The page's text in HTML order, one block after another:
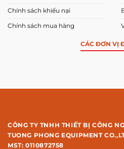
Chính sách khiếu nại
Chính sách mua hàng
CÁC ĐƠN VỊ
CÔNG TY TNHH THIẾT BỊ CÔNG
TUONG PHONG EQUIPMENT
MST: 0110872758